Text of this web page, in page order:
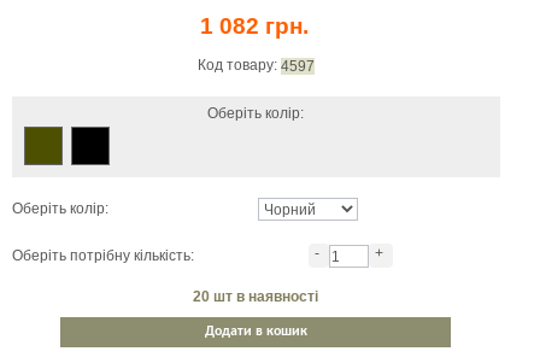
1 082 грн.
Код товару: 4597
Оберіть колір:
Оберіть колір:
Оберіть потрібну кількість: - +
20 шт в наявності
Додати в кошик